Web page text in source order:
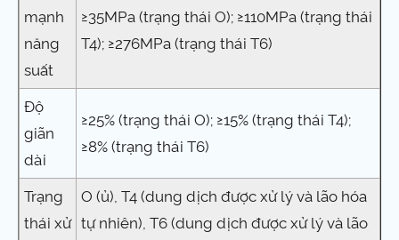
mạnh
năng
suất
≥35MPa (trạng thái O); ≥110MPa (trạng thái
T4); ≥276MPa (trạng thái T6)
Độ
giãn
dài
≥25% (trạng thái O); ≥15% (trạng thái T4);
≥8% (trạng thái T6)
Trạng
thái xử
O (ủ), T4 (dung dịch được xử lý và lão hóa
tự nhiên), T6 (dung dịch được xử lý và lão